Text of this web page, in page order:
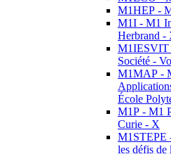
M1HEP -
M1I - M1
Herbrand -
M1IESVIT
Société -
M1MAP -
École
M1P - M1
Curie - X
M1STEPE
les défis de